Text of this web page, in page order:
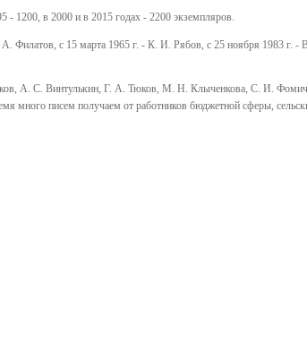
1200, в 2000 и в 2015 годах - 2200 экземпляров.
Филатов, с 15 марта 1965 г. - К. И. Рябов, с 25 ноября 1983 г. -
А. С. Винтулькин, Г. А. Тюков, М. Н. Клыченкова, С. И.
много писем получаем от работников бюджетной сферы,